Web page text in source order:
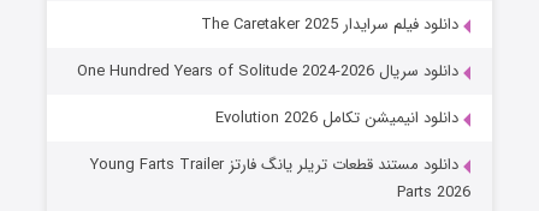
دانلود فیلم سرایدار The Caretaker 2025
دانلود سریال One Hundred Years of Solitude 2024-2026
دانلود انیمیشن تکامل Evolution 2026
دانلود مستند قطعات تریلر یانگ فارتز Young Farts Trailer
Parts 2026